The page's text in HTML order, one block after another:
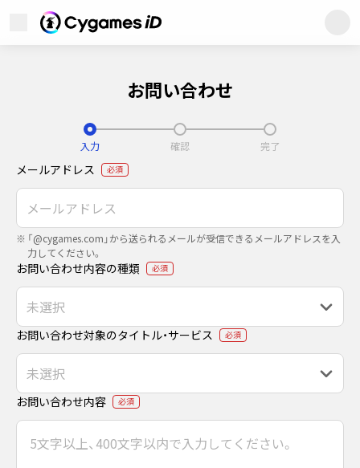
メニューを開くCygames ID (サイゲームスID)
ユーザーサポート
プライバシーポリシー
利用規約
商標について
お問い合わせ
入力 確認 完了
メールアドレス 必須
「@cygames.com」から送られるメールが受信できるメールアドレスを入
力してください。
お問い合わせ内容の種類 必須
お問い合わせ対象のタイトル・サービス 必須
お問い合わせ内容 必須